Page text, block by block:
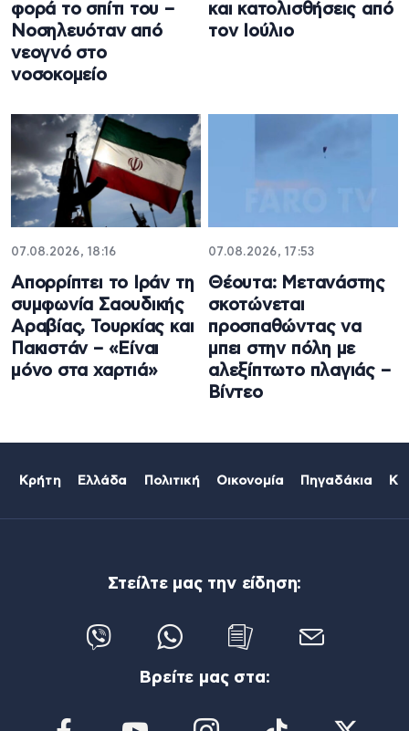
φορά το σπίτι του –
Νοσηλευόταν από
νεογνό στο
νοσοκομείο
και κατολισθήσεις από
τον Ιούλιο
07.08.2026, 18:16
Απορρίπτει το Ιράν τη
συμφωνία Σαουδικής
Αραβίας, Τουρκίας και
Πακιστάν – «Είναι
μόνο στα χαρτιά»
07.08.2026, 17:53
Θέουτα: Μετανάστης
σκοτώνεται
προσπαθώντας να
μπει στην πόλη με
αλεξίπτωτο πλαγιάς –
Βίντεο
Κρήτη Ελλάδα Πολιτική Οικονομία Πηγαδάκια
Στείλτε μας την είδηση:
Βρείτε μας στα: